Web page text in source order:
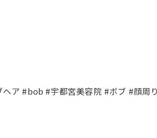
ア #bob #宇都宮美容院 #ボブ #顔周